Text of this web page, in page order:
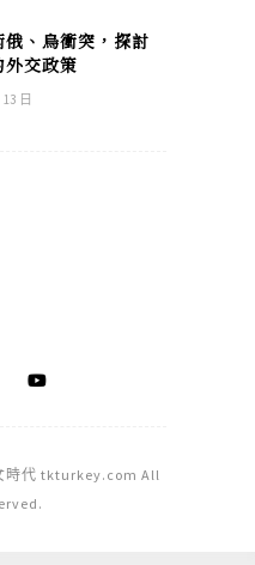
俄、烏衝突，探討
外交政策
日
時代 tkturkey.com All